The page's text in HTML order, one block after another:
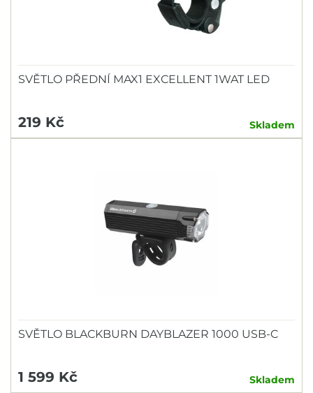
SVĚTLO PŘEDNÍ MAX1 EXCELLENT 1WAT LED
219 Kč Skladem
SVĚTLO BLACKBURN DAYBLAZER 1000 USB-C
1 599 Kč Skladem